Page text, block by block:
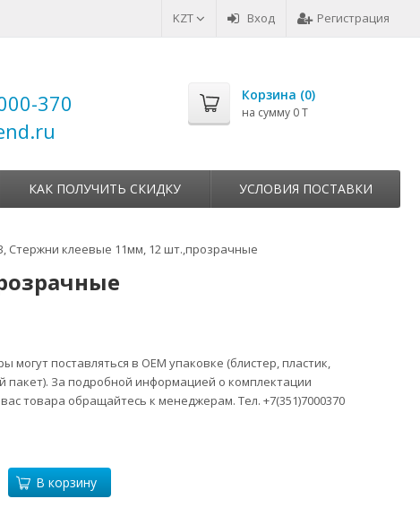
KZT Вход Регистрация
370
Корзина (0)
на сумму 0 T
КАК ПОЛУЧИТЬ СКИДКУ УСЛОВИЯ ПОСТАВКИ
Стержни клеевые 11мм, 12 шт.,прозрачные
могут поставляться в ОЕМ упаковке (блистер, пластик,
пакет). За подробной информацией о комплектации
товара обращайтесь к менеджерам. Тел. +7(351)7000370
В корзину